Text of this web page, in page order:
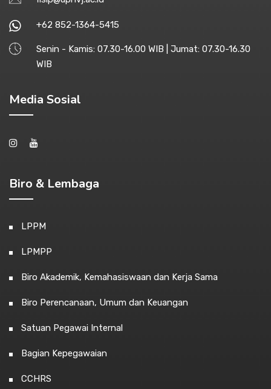
+62 852-1364-5415
Senin - Kamis: 07.30-16.00 WIB | Jumat: 07.30-16.30
WIB
Media Sosial
Biro & Lembaga
LPPM
LPMPP
Biro Akademik, Kemahasiswaan dan Kerja Sama
Biro Perencanaan, Umum dan Keuangan
Satuan Pegawai Internal
Bagian Kepegawaian
CCHRS